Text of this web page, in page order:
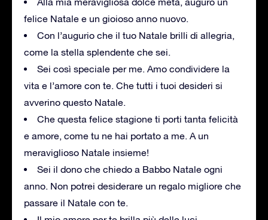
felice Natale e un gioioso anno nuovo.
Con l’augurio che il tuo Natale brilli di allegria,
come la stella splendente che sei.
Sei così speciale per me. Amo condividere la
vita e l’amore con te. Che tutti i tuoi desideri si
avverino questo Natale.
Che questa felice stagione ti porti tanta felicità
e amore, come tu ne hai portato a me. A un
meraviglioso Natale insieme!
Sei il dono che chiedo a Babbo Natale ogni
anno. Non potrei desiderare un regalo migliore che
passare il Natale con te.